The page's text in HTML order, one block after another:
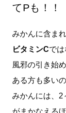
てPも！！
みかんに含ま
ビタミンCでは
風邪の引き始
ある方も多い
みかんには、2